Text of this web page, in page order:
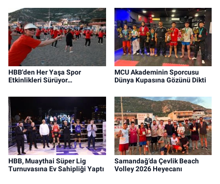
HBB'den Her Yaşa Spor
Etkinlikleri Sürüyor…
MCU Akademinin Sporcusu
Dünya Kupasına Gözünü Dikti
HBB, Muaythai Süper Lig
Turnuvasına Ev Sahipliği Yaptı
Samandağ’da Çevlik Beach
Volley 2026 Heyecanı